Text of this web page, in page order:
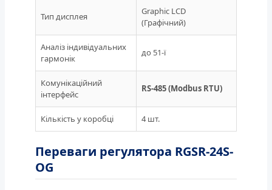
Тип дисплея
Graphic LCD
(Графічний)
Аналіз індивідуальних
гармонік
до 51-ї
Комунікаційний
інтерфейс
RS-485 (Modbus RTU)
Кількість у коробці 4 шт.
Переваги регулятора RGSR-24S-
OG